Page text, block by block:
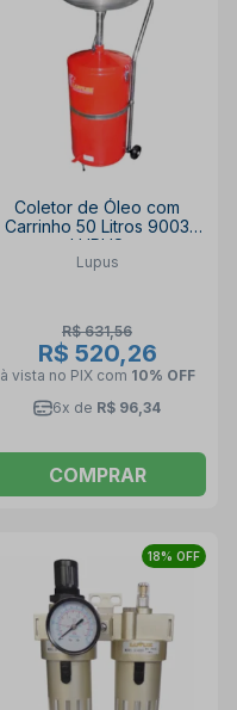
Coletor de Óleo com
Carrinho 50 Litros 9003
LUPUS
Lupus
R$ 631,56
R$ 520,26
à vista no PIX com 10% OFF
6x de R$ 96,34
COMPRAR
18% OFF